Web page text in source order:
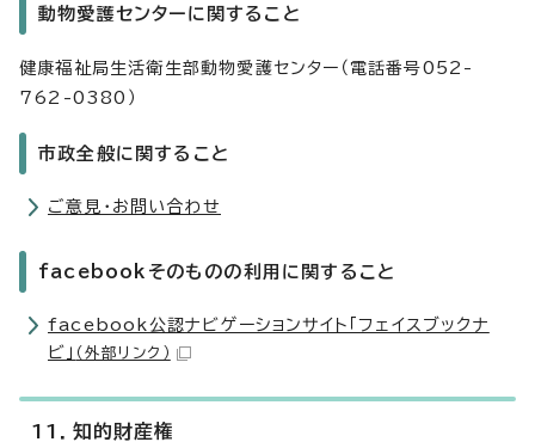
動物愛護センターに関すること
健康福祉局生活衛生部動物愛護センター（電話番号052-
762-0380）
市政全般に関すること
ご意見・お問い合わせ
facebookそのものの利用に関すること
facebook公認ナビゲーションサイト「フェイスブックナ
ビ」 （外部リンク）
11．知的財産権